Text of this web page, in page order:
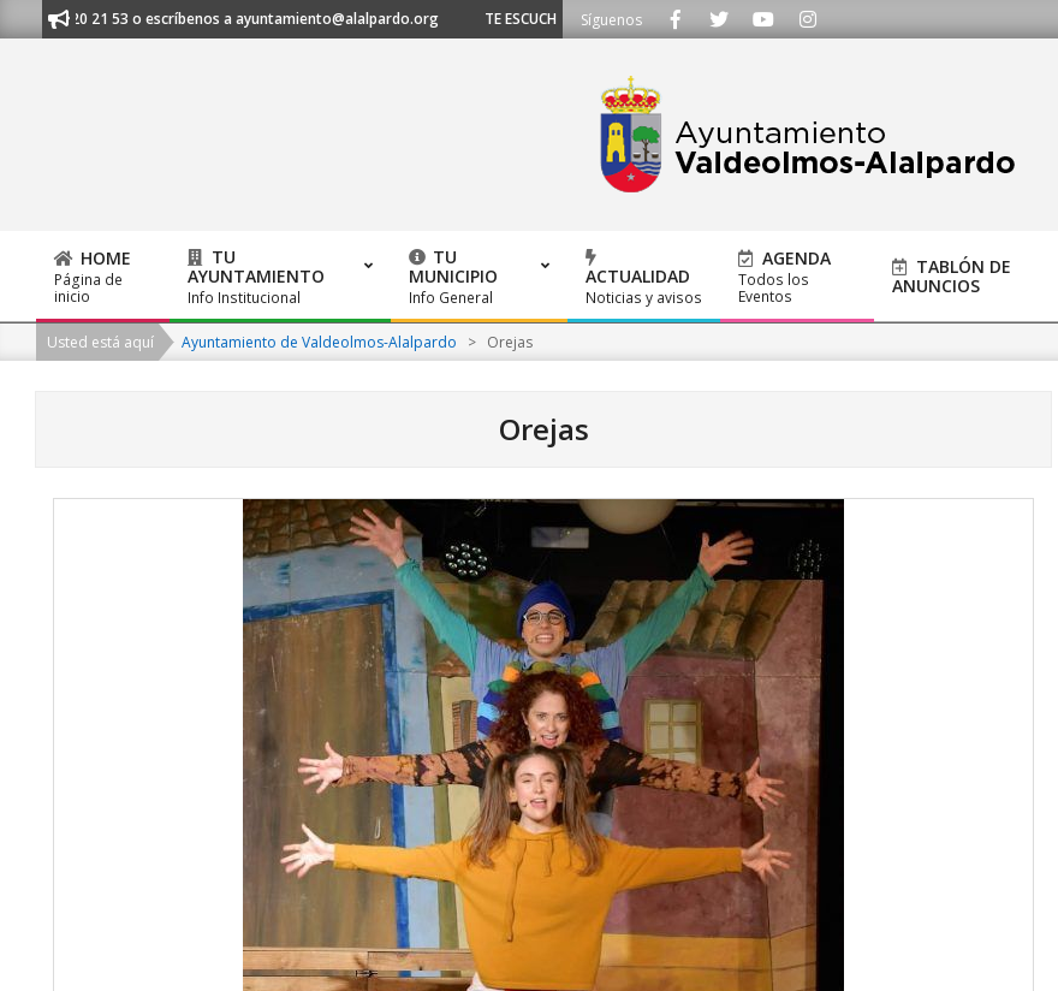
to
al 91 620 21 53 o escríbenos a ayuntamiento@alalpardo.org TE ESCUCHAMOS - Llámanos al 91 620 21 53 o escríbenos a ayuntamiento@alalpardo.org
Síguenos
Primary
Navigation
Menu
HOME
Página de
inicio
TU
AYUNTAMIENTO
Info Institucional
TU
MUNICIPIO
Info General
ACTUALIDAD
Noticias y avisos
AGENDA
Todos los
Eventos
TABLÓN DE
ANUNCIOS
Usted está aquí Ayuntamiento de Valdeolmos-Alalpardo > Orejas
Orejas